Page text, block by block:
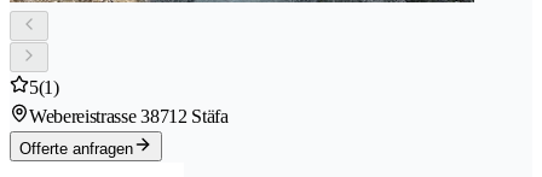
5(1)
Webereistrasse 38712 Stäfa
Offerte anfragen